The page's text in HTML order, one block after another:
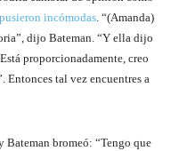
incómodas. “(Amanda)
dijo Bateman. “Y ella dijo
proporcionadamente, creo
Entonces tal vez encuentres a
Bateman bromeó: “Tengo que